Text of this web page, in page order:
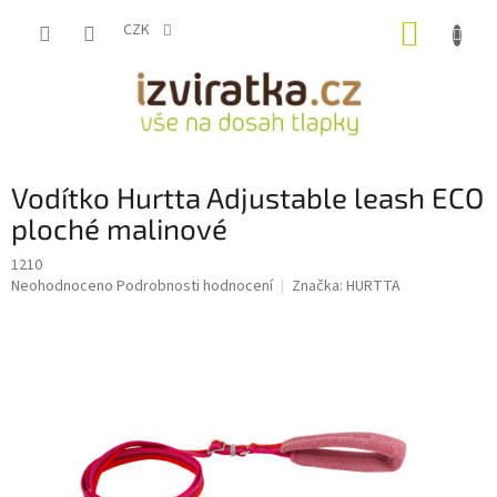
CZK
Vodítko Hurtta Adjustable leash ECO
ploché malinové
1210
Průměrné
Neohodnoceno Podrobnosti hodnocení Značka: HURTTA